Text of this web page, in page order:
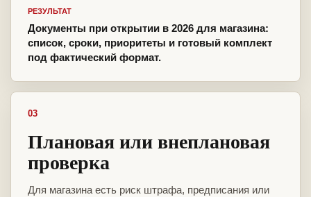
РЕЗУЛЬТАТ
Документы при открытии в 2026 для магазина:
список, сроки, приоритеты и готовый комплект
под фактический формат.
03
Плановая или внеплановая
проверка
Для магазина есть риск штрафа, предписания или